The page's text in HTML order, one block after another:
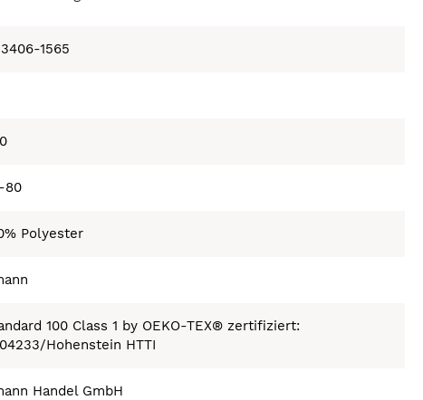
1565
80
Polyester
100 Class 1 by OEKO-TEX® zertifiziert:
Hohenstein HTTI
Handel GmbH